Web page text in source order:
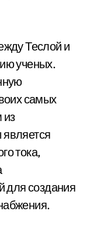
Теслой и
ученых.
самых
из
тока,
для создания